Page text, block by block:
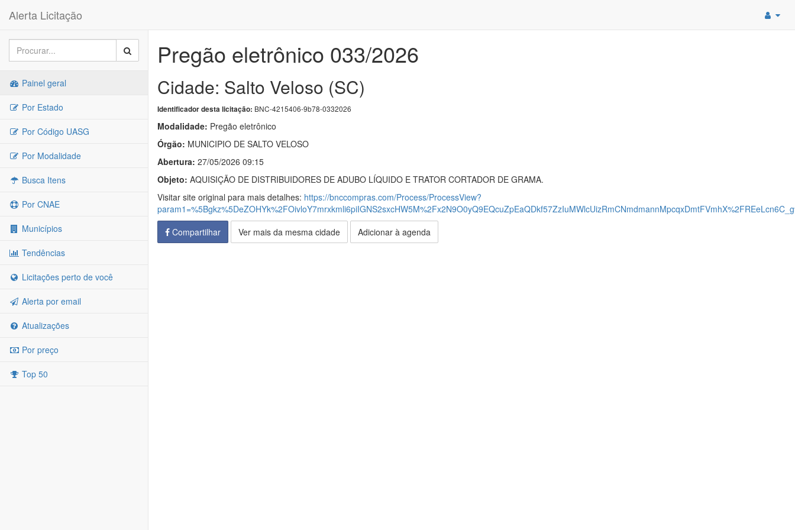
Alerta Licitação
Painel geral
Por Estado
Por Código UASG
Por Modalidade
Busca Itens
Por CNAE
Municípios
Tendências
Licitações perto de você
Alerta por email
Atualizações
Por preço
Top 50
Pregão eletrônico 033/2026
Cidade: Salto Veloso (SC)
Identificador desta licitação: BNC-4215406-9b78-0332026
Modalidade: Pregão eletrônico
Órgão: MUNICIPIO DE SALTO VELOSO
Abertura: 27/05/2026 09:15
Objeto: AQUISIÇÃO DE DISTRIBUIDORES DE ADUBO LÍQUIDO E TRATOR CORTADOR DE GRAMA.
Visitar site original para mais detalhes: https://bnccompras.com/Process/ProcessView?
Compartilhar
Ver mais da mesma cidade Adicionar à agenda